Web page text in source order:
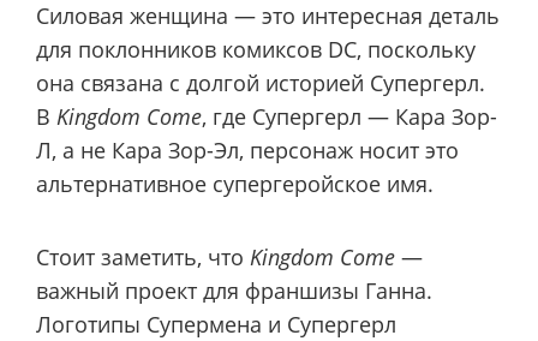
Силовая женщина — это интересная деталь
для поклонников комиксов DC, поскольку
она связана с долгой историей Супергерл.
В Kingdom Come, где Супергерл — Кара Зор-
Л, а не Кара Зор-Эл, персонаж носит это
альтернативное супергеройское имя.
Стоит заметить, что Kingdom Come —
важный проект для франшизы Ганна.
Логотипы Супермена и Супергерл